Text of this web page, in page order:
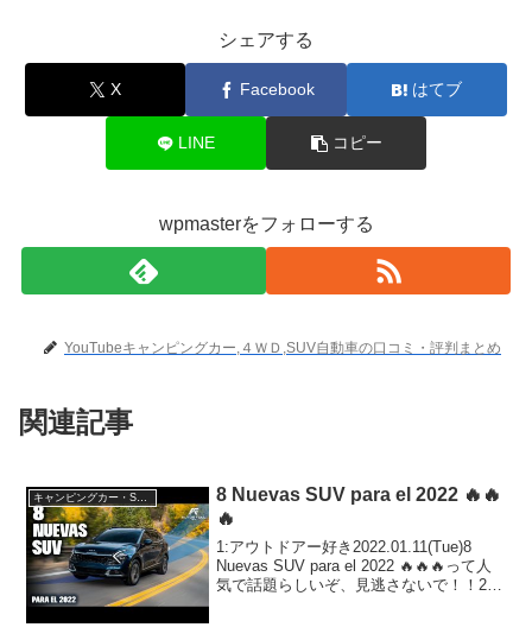
シェアする
X Facebook はてブ
LINE コピー
wpmasterをフォローする
YouTubeキャンピングカー,４ＷＤ,SUV自動車の口コミ・評判まとめ
関連記事
キャンピングカー・SUV人気車種
8 Nuevas SUV para el 2022 🔥🔥
🔥
1:アウトドアー好き2022.01.11(Tue)8
Nuevas SUV para el 2022 🔥🔥🔥って人
気で話題らしいぞ、見逃さないで！！2: